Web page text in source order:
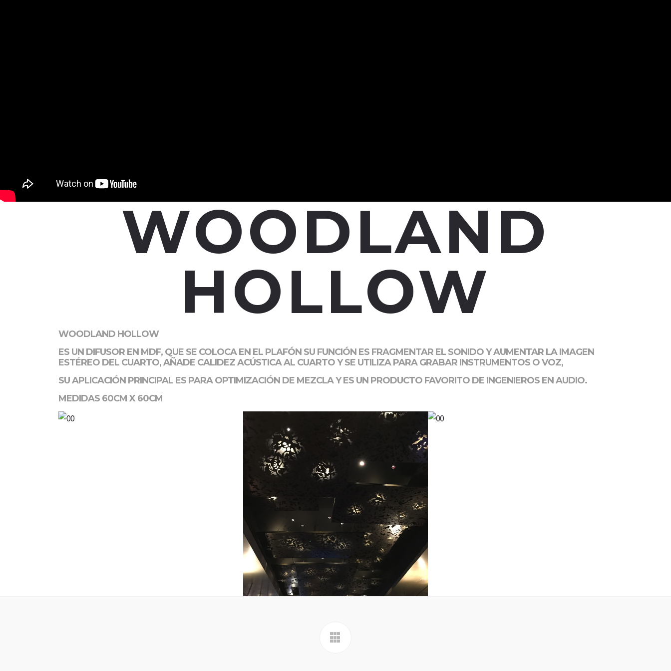
WOODLAND
HOLLOW
WOODLAND HOLLOW
ES UN DIFUSOR EN MDF, QUE SE COLOCA EN EL PLAFÓN SU FUNCIÓN ES FRAGMENTAR EL SONIDO Y AUMENTAR LA IMAGEN
ESTÉREO DEL CUARTO, AÑADE CALIDEZ ACÚSTICA AL CUARTO Y SE UTILIZA PARA GRABAR INSTRUMENTOS O VOZ,
SU APLICACIÓN PRINCIPAL ES PARA OPTIMIZACIÓN DE MEZCLA Y ES UN PRODUCTO FAVORITO DE INGENIEROS EN AUDIO.
MEDIDAS 60CM X 60CM